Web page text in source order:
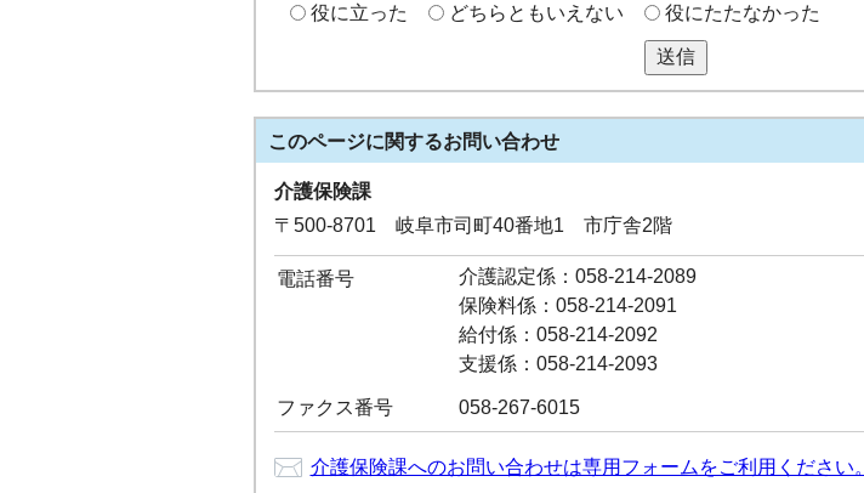
役に立った
どちらともいえない 役にたたなかった
送信
このページに関するお問い合わせ
介護保険課
〒500-8701 岐阜市司町40番地1 市庁舎2階
電話番号
介護認定係：058-214-2089
保険料係：058-214-2091
給付係：058-214-2092
支援係：058-214-2093
ファクス番号 058-267-6015
介護保険課へのお問い合わせは専用フォームをご利用ください。